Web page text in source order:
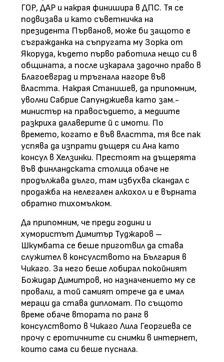
ГОР, ДАР и накрая финишира в ДПС. Тя се
подвизава и като съветничка на
президента Първанов, може би защото е
съгражданка на съпругата му Зорка от
Якоруда, където първо работила нещо си в
общината, а после изкарала задочно право в
Благоевград и тръгнала нагоре във
властта. Накрая Станишев, да припомним,
уволни Сабрие Сапунджиева като зам.-
министър на правосъдието, а медиите
разкриха далаверите й с имоти. По
времето, когато е във властта, тя все пак
успява да изпрати дъщеря си Ана като
консул в Хелзинки. Престоят на дъщерята
във финландската столица обаче не
продължава дълго, там избухва скандал с
продажба на нелегален алкохол и е върната
обратно тихомълком.
Да припомним, че преди години и
хумористът Димитър Туджаров –
Шкумбата се беше приготвил да става
служител в консулството на България в
Чикаго. За него беше лобирал покойният
Божидар Димитров, но назначението му се
провали, а той самият отрече да е имал
мераци да става дипломат. По същото
време обаче втората по ранг в
консулството в Чикаго Лила Георгиева се
прочу с еротичните си снимки в интернет,
които сама си беше пуснала.